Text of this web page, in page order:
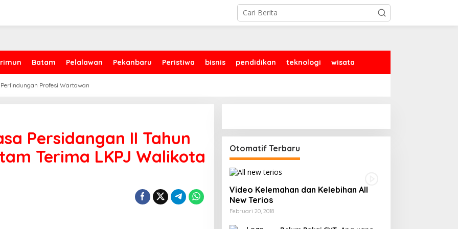
Batam Pelalawan Pekanbaru Peristiwa bisnis pendidikan teknologi wisata
Perlindungan Profesi Wartawan
Persidangan II Tahun
Terima LKPJ Walikota
Otomatif Terbaru
Video Kelemahan dan Kelebihan All
New Terios
Februari 20, 2018